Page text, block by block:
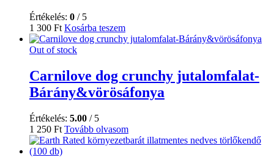
Értékelés: 0 / 5
1 300 Ft Kosárba teszem
Out of stock
Carnilove dog crunchy jutalomfalat-
Bárány&vörösáfonya
Értékelés: 5.00 / 5
1 250 Ft Tovább olvasom